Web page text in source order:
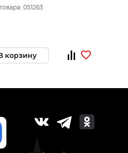
051263
корзину